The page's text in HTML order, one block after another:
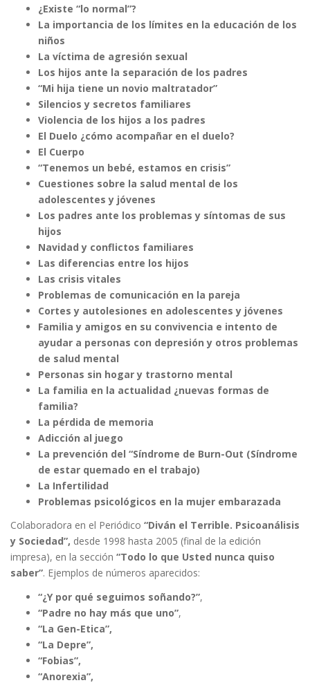
¿Existe “lo normal”?
La importancia de los límites en la educación de los
niños
La víctima de agresión sexual
Los hijos ante la separación de los padres
“Mi hija tiene un novio maltratador”
Silencios y secretos familiares
Violencia de los hijos a los padres
El Duelo ¿cómo acompañar en el duelo?
El Cuerpo
“Tenemos un bebé, estamos en crisis”
Cuestiones sobre la salud mental de los
adolescentes y jóvenes
Los padres ante los problemas y síntomas de sus
hijos
Navidad y conflictos familiares
Las diferencias entre los hijos
Las crisis vitales
Problemas de comunicación en la pareja
Cortes y autolesiones en adolescentes y jóvenes
Familia y amigos en su convivencia e intento de
ayudar a personas con depresión y otros problemas
de salud mental
Personas sin hogar y trastorno mental
La familia en la actualidad ¿nuevas formas de
familia?
La pérdida de memoria
Adicción al juego
La prevención del “Síndrome de Burn-Out (Síndrome
de estar quemado en el trabajo)
La Infertilidad
Problemas psicológicos en la mujer embarazada
Colaboradora en el Periódico “Diván el Terrible. Psicoanálisis
y Sociedad”, desde 1998 hasta 2005 (final de la edición
impresa), en la sección “Todo lo que Usted nunca quiso
saber”. Ejemplos de números aparecidos:
“¿Y por qué seguimos soñando?”,
“Padre no hay más que uno”,
“La Gen-Etica”,
“La Depre”,
“Fobias”,
“Anorexia”,